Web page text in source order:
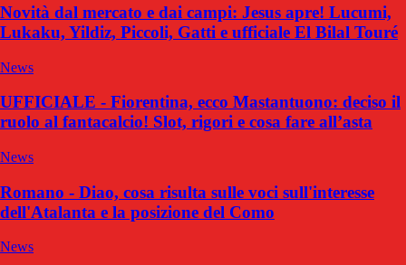
Novità dal mercato e dai campi: Jesus apre! Lucumi,
Lukaku, Yildiz, Piccoli, Gatti e ufficiale El Bilal Touré
News
UFFICIALE - Fiorentina, ecco Mastantuono: deciso il
ruolo al fantacalcio! Slot, rigori e cosa fare all’asta
News
Romano - Diao, cosa risulta sulle voci sull'interesse
dell'Atalanta e la posizione del Como
News